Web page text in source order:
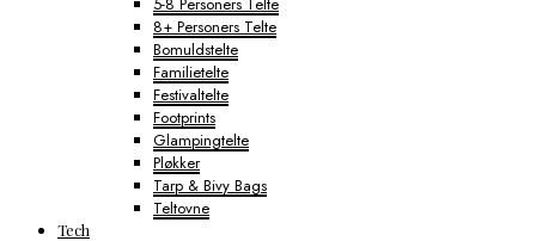
8+ Personers Telte
Bomuldstelte
Familietelte
Festivaltelte
Footprints
Glampingtelte
Pløkker
Tarp & Bivy Bags
Teltovne
Tech